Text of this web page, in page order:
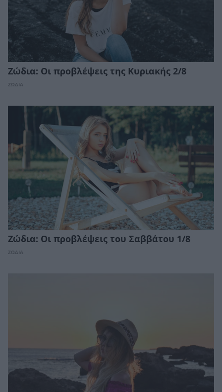
Ζώδια: Οι προβλέψεις της Κυριακής 2/8
ΖΩΔΙΑ
Ζώδια: Οι προβλέψεις του Σαββάτου 1/8
ΖΩΔΙΑ